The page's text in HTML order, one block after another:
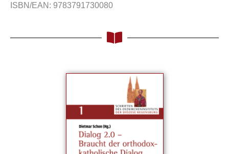
ISBN/EAN: 9783791730080